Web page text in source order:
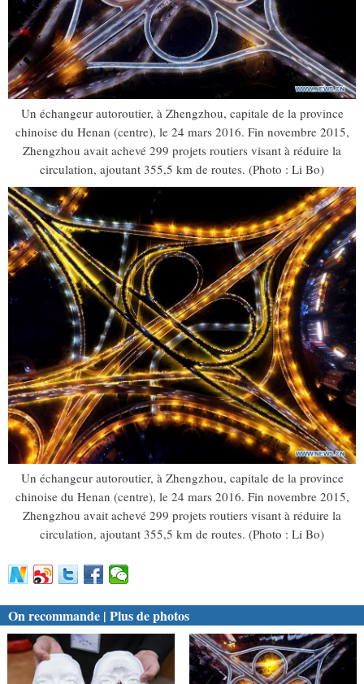
Un échangeur autoroutier, à Zhengzhou, capitale de la province
chinoise du Henan (centre), le 24 mars 2016. Fin novembre 2015,
Zhengzhou avait achevé 299 projets routiers visant à réduire la
circulation, ajoutant 355,5 km de routes. (Photo : Li Bo)
Un échangeur autoroutier, à Zhengzhou, capitale de la province
chinoise du Henan (centre), le 24 mars 2016. Fin novembre 2015,
Zhengzhou avait achevé 299 projets routiers visant à réduire la
circulation, ajoutant 355,5 km de routes. (Photo : Li Bo)
On recommande | Plus de photos